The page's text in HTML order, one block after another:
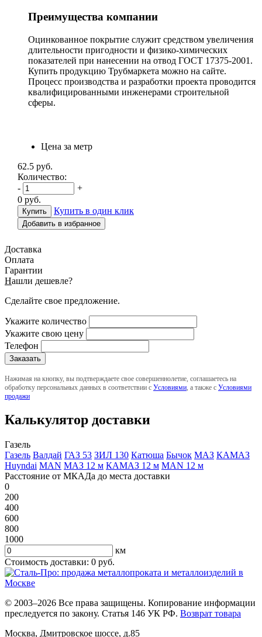
Преимущества компании
Оцинкованное покрытие служит средством увеличения
длительности пригодности и физико-химических
показателей при нанесении на отвод ГОСТ 17375-2001.
Купить продукцию Трубмаркета можно на сайте.
Процесс производства и разработки проекта проводится
квалифицированными инженерами строительной
сферы.
Цена за метр
62.5 руб.
Количество:
-
+
0 руб.
Купить в один клик
Добавить в избранное
Доставка
Оплата
Гарантии
Нашли дешевле?
Сделайте свое предложение.
Укажите количество
Укажите свою цену
Телефон
Нажимая на кнопку, вы подтверждаете свое совершеннолетие, соглашаетесь на
обработку персональных данных в соответствии с Условиями , а также с Условиями
продажи
Калькулятор доставки
Газель
Газель Валдай ГАЗ 53 ЗИЛ 130 Катюша Бычок МАЗ КАМАЗ
Huyndai MAN МАЗ 12 м КАМАЗ 12 м MAN 12 м
Расстояние от МКАДа до места доставки
0
200
400
600
800
1000
км
Стоимость доставки: 0 руб.
© 2003–2026 Все права защищены. Копирование информации
преследуется по закону. Статья 146 УК РФ. Возврат товара
Москва, Дмитровское шоссе, д.85